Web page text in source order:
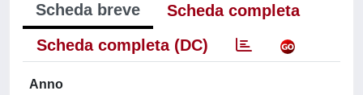
Scheda breve
Scheda completa
Scheda completa (DC)
Anno